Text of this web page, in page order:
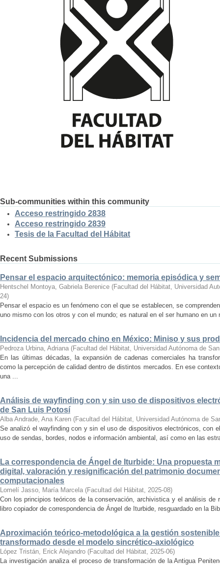
Sub-communities within this community
Acceso restringido 2838
Acceso restringido 2839
Tesis de la Facultad del Hábitat
Recent Submissions
Pensar el espacio arquitectónico: memoria episódica y
Hentschel Montoya, Gabriela Berenice (Facultad del Hábitat, Universidad
24)
Pensar el espacio es un fenómeno con el que se establecen, se
uno mismo con los otros y con el mundo; es natural en el ser humano en
Incidencia del mercado chino en México: Miniso y sus
Pedroza Urbina, Adriana (Facultad del Hábitat, Universidad Autónoma de
En las últimas décadas, la expansión de cadenas comerciales ha
como la percepción de calidad dentro de distintos mercados. En ese
una ...
Análisis de wayfinding con y sin uso de dispositivos
de San Luis Potosí
Alba Andrade, Ana Karen (Facultad del Hábitat, Universidad Autónoma de
Se analizó el wayfinding con y sin el uso de dispositivos electrónicos, con
uso de sendas, bordes, nodos e información ambiental, así como en las
La correspondencia de Ángel de Iturbide: Una propuesta
digital, valoración y resignificación del patrimonio
computacionales
Lomelí Jasso, María Marcela (Facultad del Hábitat, 2025-08)
Con los principios teóricos de la conservación, archivistica y el análisis de
libro copiador de correspondencia de Ángel de Iturbide, resguardado en la
Aproximación teórico-metodológica a la gestión
transformado desde el modelo sincrético-axiológico
López Tristán, Erick Alejandro (Facultad del Hábitat, 2025-06)
La investigación analiza el proceso de transformación de la Antigua